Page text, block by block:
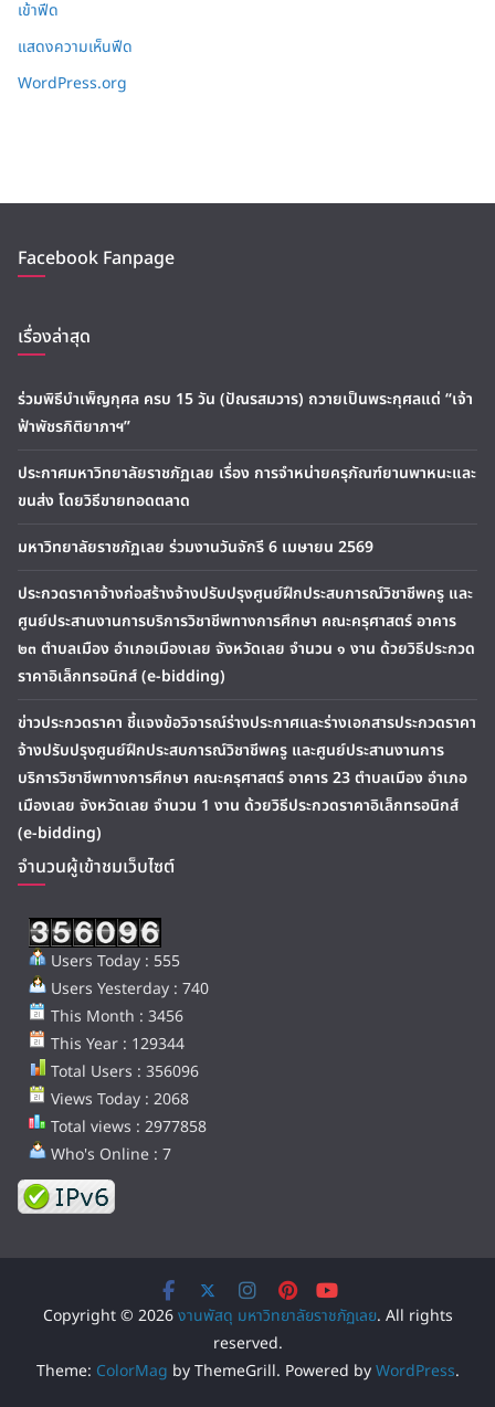
เข้าฟีด
แสดงความเห็นฟีด
WordPress.org
Facebook Fanpage
เรื่องล่าสุด
ร่วมพิธีบำเพ็ญกุศล ครบ 15 วัน (ปัณรสมวาร) ถวายเป็นพระกุศลแด่ “เจ้า
ฟ้าพัชรกิติยาภาฯ”
ประกาศมหาวิทยาลัยราชภัฏเลย เรื่อง การจำหน่ายครุภัณฑ์ยานพาหนะและ
ขนส่ง โดยวิธีขายทอดตลาด
มหาวิทยาลัยราชภัฏเลย ร่วมงานวันจักรี 6 เมษายน 2569
ประกวดราคาจ้างก่อสร้างจ้างปรับปรุงศูนย์ฝึกประสบการณ์วิชาชีพครู และ
ศูนย์ประสานงานการบริการวิชาชีพทางการศึกษา คณะครุศาสตร์ อาคาร
๒๓ ตำบลเมือง อำเภอเมืองเลย จังหวัดเลย จำนวน ๑ งาน ด้วยวิธีประกวด
ราคาอิเล็กทรอนิกส์ (e-bidding)
ข่าวประกวดราคา ชี้แจงข้อวิจารณ์ร่างประกาศและร่างเอกสารประกวดราคา
จ้างปรับปรุงศูนย์ฝึกประสบการณ์วิชาชีพครู และศูนย์ประสานงานการ
บริการวิชาชีพทางการศึกษา คณะครุศาสตร์ อาคาร 23 ตำบลเมือง อำเภอ
เมืองเลย จังหวัดเลย จำนวน 1 งาน ด้วยวิธีประกวดราคาอิเล็กทรอนิกส์
(e-bidding)
จำนวนผู้เข้าชมเว็บไซต์
Users Today : 555
Users Yesterday : 740
This Month : 3456
This Year : 129344
Total Users : 356096
Views Today : 2068
Total views : 2977858
Who's Online : 7
Copyright © 2026งานพัสดุ มหาวิทยาลัยราชภัฏเลย. All rights
reserved.
Theme: ColorMag by ThemeGrill. Powered byWordPress.